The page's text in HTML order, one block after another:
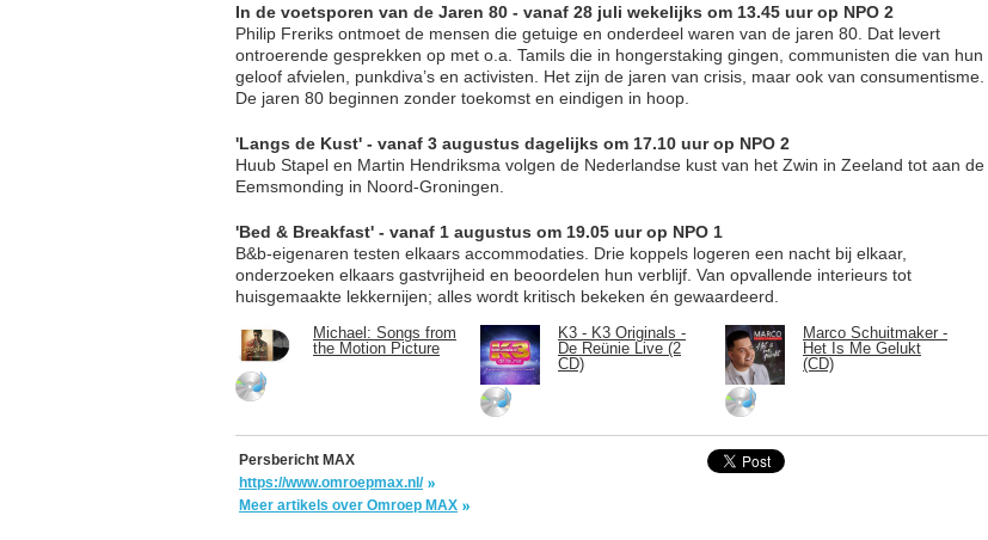
In de voetsporen van de Jaren 80 - vanaf 28 juli wekelijks om 13.45 uur op NPO 2
Philip Freriks ontmoet de mensen die getuige en onderdeel waren van de jaren 80. Dat levert
ontroerende gesprekken op met o.a. Tamils die in hongerstaking gingen, communisten die van hun
geloof afvielen, punkdiva’s en activisten. Het zijn de jaren van crisis, maar ook van consumentisme.
De jaren 80 beginnen zonder toekomst en eindigen in hoop.
'Langs de Kust' - vanaf 3 augustus dagelijks om 17.10 uur op NPO 2
Huub Stapel en Martin Hendriksma volgen de Nederlandse kust van het Zwin in Zeeland tot aan de
Eemsmonding in Noord-Groningen.
'Bed & Breakfast' - vanaf 1 augustus om 19.05 uur op NPO 1
B&b-eigenaren testen elkaars accommodaties. Drie koppels logeren een nacht bij elkaar,
onderzoeken elkaars gastvrijheid en beoordelen hun verblijf. Van opvallende interieurs tot
huisgemaakte lekkernijen; alles wordt kritisch bekeken én gewaardeerd.
Michael: Songs from
the Motion Picture
K3 - K3 Originals -
De Reünie Live (2
CD)
Marco Schuitmaker -
Het Is Me Gelukt
(CD)
Persbericht MAX
https://www.omroepmax.nl/
Meer artikels over Omroep MAX